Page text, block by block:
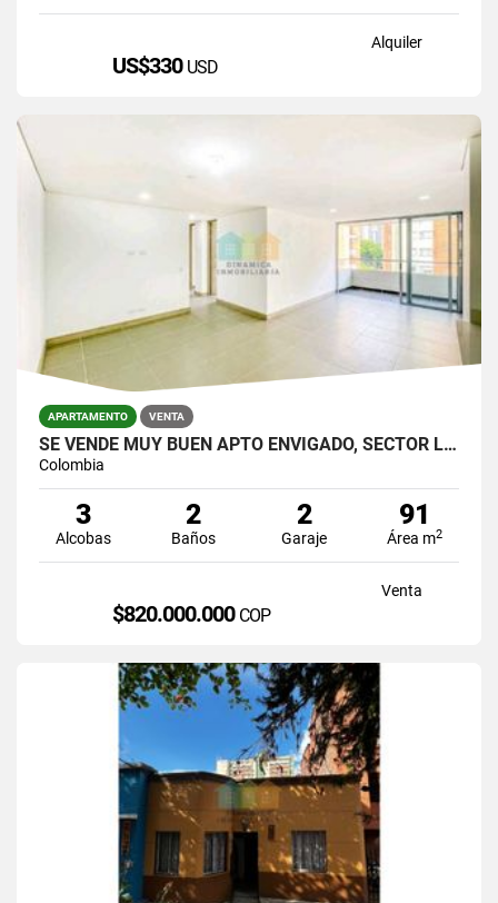
Alquiler
US$330 USD
APARTAMENTO VENTA
SE VENDE MUY BUEN APTO ENVIGADO, SECTOR LA ABADIA,UNIDAD MUY COMPLETA.
Colombia
3
Alcobas
2
Baños
2
Garaje
91
Área m2
Venta
$820.000.000 COP